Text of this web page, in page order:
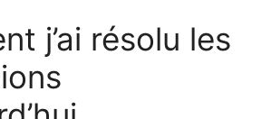
j’ai résolu les